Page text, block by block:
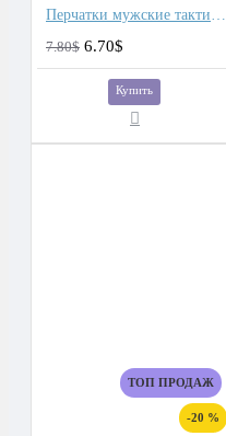
Перчатки мужские тактические
7.80$ 6.70$
Купить
ТОП ПРОДАЖ
-20 %